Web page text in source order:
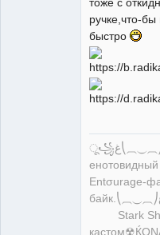
тоже с
ручке,что-
быстро
ू꧁ﻍ⎝⏠⏝⏠⎠Tanukiღ2013ловкий
енотовидный
Entσurage-
Stark